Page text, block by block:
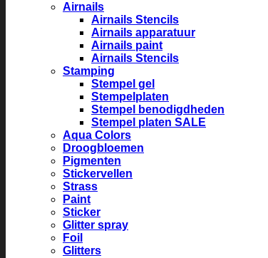
Airnails
Airnails Stencils
Airnails apparatuur
Airnails paint
Airnails Stencils
Stamping
Stempel gel
Stempelplaten
Stempel benodigdheden
Stempel platen SALE
Aqua Colors
Droogbloemen
Pigmenten
Stickervellen
Strass
Paint
Sticker
Glitter spray
Foil
Glitters